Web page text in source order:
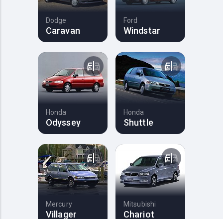
Dodge
Caravan
Ford
Windstar
Honda
Odyssey
Honda
Shuttle
Mercury
Villager
Mitsubishi
Chariot